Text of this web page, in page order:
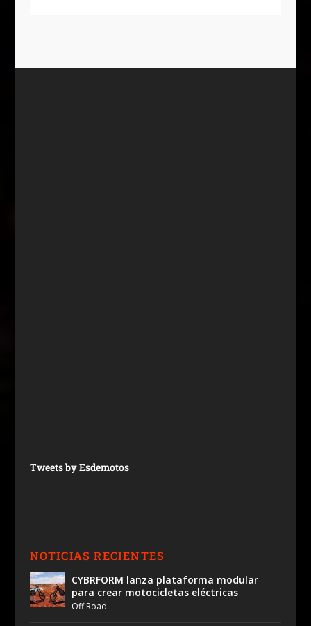
Tweets by Esdemotos
NOTICIAS RECIENTES
CYBRFORM lanza plataforma modular
para crear motocicletas eléctricas
Off Road